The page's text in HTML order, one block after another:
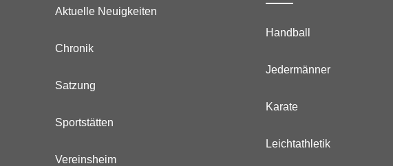
Aktuelle Neuigkeiten
Chronik
Satzung
Sportstätten
Vereinsheim
Handball
Jedermänner
Karate
Leichtathletik